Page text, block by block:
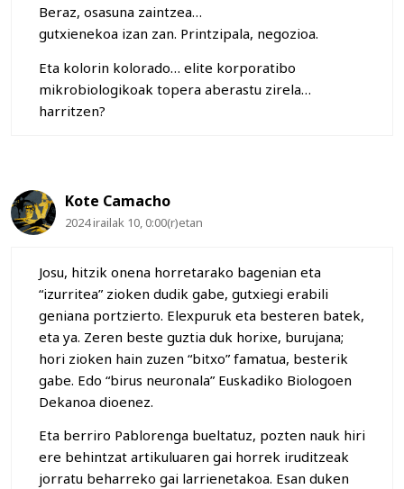
Beraz, osasuna zaintzea…
gutxienekoa izan zan. Printzipala, negozioa.
Eta kolorin kolorado… elite korporatibo
mikrobiologikoak topera aberastu zirela…
harritzen?
Kote Camacho
2024 irailak 10, 0:00(r)etan
Josu, hitzik onena horretarako bagenian eta
“izurritea” zioken dudik gabe, gutxiegi erabili
geniana portzierto. Elexpuruk eta besteren batek,
eta ya. Zeren beste guztia duk horixe, burujana;
hori zioken hain zuzen “bitxo” famatua, besterik
gabe. Edo “birus neuronala” Euskadiko Biologoen
Dekanoa dioenez.
Eta berriro Pablorenga bueltatuz, pozten nauk hiri
ere behintzat artikuluaren gai horrek iruditzeak
jorratu beharreko gai larrienetakoa. Esan duken